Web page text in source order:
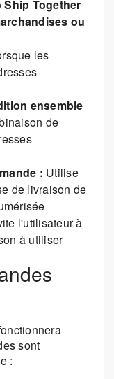
Together
ou
les
ensemble
de
: Utilise
de livraison de
l'utilisateur à
à utiliser
sont
: